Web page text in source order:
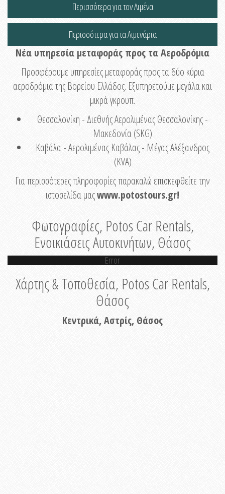
Περισσότερα για τον Λιμένα
Περισσότερα για τα Λιμενάρια
Νέα υπηρεσία μεταφοράς προς τα Αεροδρόμια
Προσφέρουμε υπηρεσίες μεταφοράς προς τα δύο κύρια
αεροδρόμια της Βορείου Ελλάδος. Εξυπηρετούμε μεγάλα και
μικρά γκρουπ.
Θεσσαλονίκη - Διεθνής Αερολιμένας Θεσσαλονίκης -
Μακεδονία (SKG)
Καβάλα - Αερολιμένας Καβάλας - Μέγας Αλέξανδρος
(KVA)
Για περισσότερες πληροφορίες παρακαλώ επισκεφθείτε την
ιστοσελίδα μαςwww.potostours.gr!
Φωτογραφίες, Potos Car Rentals,
Ενοικιάσεις Αυτοκινήτων, Θάσος
Error
Χάρτης & Τοποθεσία, Potos Car Rentals,
Θάσος
Κεντρικά, Αστρίς, Θάσος